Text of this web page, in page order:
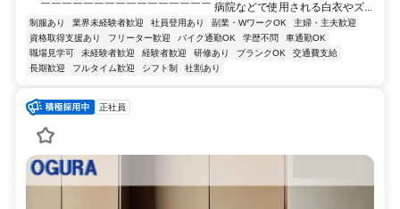
￣￣￣￣￣￣￣￣￣￣￣￣￣￣￣￣ 病院などで使用される白衣やズ...
制服あり 業界未経験者歓迎 社員登用あり 副業・WワークOK
主婦・主夫歓迎
資格取得支援あり
フリーター歓迎 バイク通勤OK 学歴不問
車通勤OK
職場見学可
未経験者歓迎 経験者歓迎 研修あり ブランクOK
交通費支給
長期歓迎
フルタイム歓迎 シフト制 社割あり
正社員